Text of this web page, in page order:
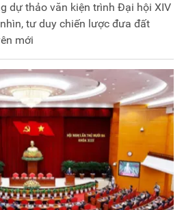
dự thảo văn kiện trình Đại hội XIV
tư duy chiến lược đưa đất
mới